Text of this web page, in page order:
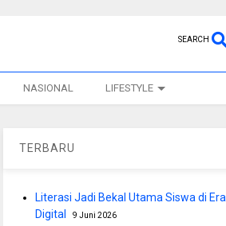
SEARCH
NASIONAL LIFESTYLE
TERBARU
Literasi Jadi Bekal Utama Siswa di Era
Digital
9 Juni 2026